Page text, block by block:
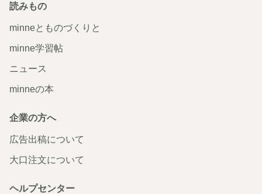
読みもの
minneとものづくりと
minne学習帖
ニュース
minneの本
企業の方へ
広告出稿について
大口注文について
ヘルプセンター